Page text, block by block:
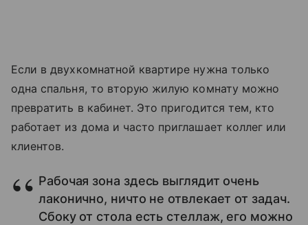
Если в двухкомнатной квартире нужна только
одна спальня, то вторую жилую комнату можно
превратить в кабинет. Это пригодится тем, кто
работает из дома и часто приглашает коллег или
клиентов.
Рабочая зона здесь выглядит очень
лаконично, ничто не отвлекает от задач.
Сбоку от стола есть стеллаж, его можно